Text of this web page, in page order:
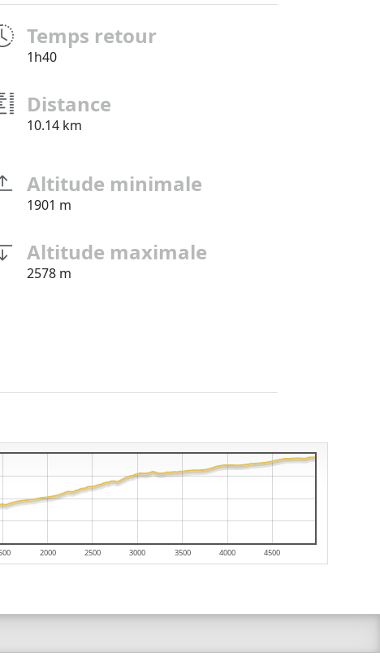
Temps retour
1h40
Distance
10.14 km
Altitude minimale
1901 m
Altitude maximale
2578 m
2000 2500 3000 3500 4000 4500